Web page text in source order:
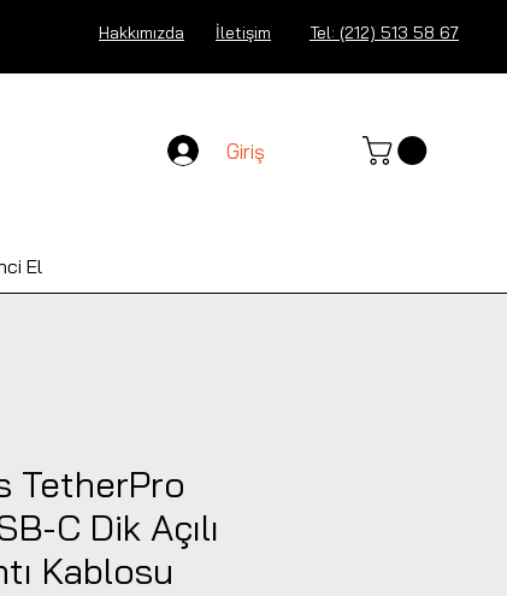
Hakkımızda İletişim Tel: (212) 513 58 67
Giriş
El
TetherPro
C Dik Açılı
Kablosu